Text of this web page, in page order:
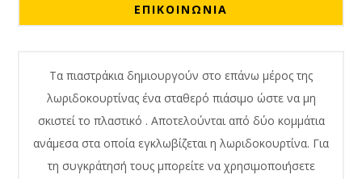
ΕΠΙΚΟΙΝΩΝΙΑ
Τα πιαστράκια δημιουργούν στο επάνω μέρος της
λωριδοκουρτίνας ένα σταθερό πιάσιμο ώστε να μη
σκιστεί το πλαστικό . Αποτελούνται από δύο κομμάτια
ανάμεσα στα οποία εγκλωβίζεται η λωριδοκουρτίνα. Για
τη συγκράτησή τους μπορείτε να χρησιμοποιήσετε